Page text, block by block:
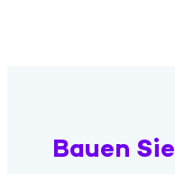
Bauen